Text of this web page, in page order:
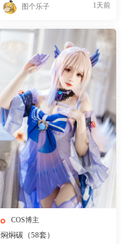
图个乐子 1天前
COS博主
焖焖碳（58套）